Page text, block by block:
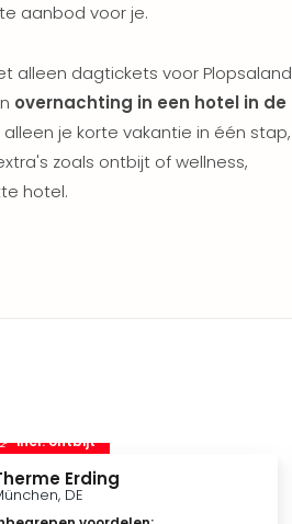
aanbod voor je.
alleen dagtickets voor Plopsaland
overnachting in een hotel in de
alleen je korte vakantie in één stap,
zoals ontbijt of wellness,
hotel.
incl. ontbijt
Erding
DE